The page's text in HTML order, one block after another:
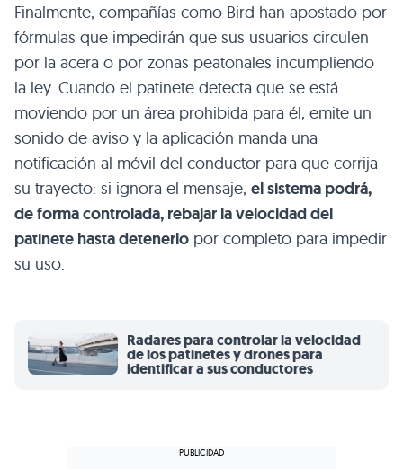
Finalmente, compañías como Bird han apostado por
fórmulas que impedirán que sus usuarios circulen
por la acera o por zonas peatonales incumpliendo
la ley. Cuando el patinete detecta que se está
moviendo por un área prohibida para él, emite un
sonido de aviso y la aplicación manda una
notificación al móvil del conductor para que corrija
su trayecto: si ignora el mensaje, el sistema podrá,
de forma controlada, rebajar la velocidad del
patinete hasta detenerlo por completo para impedir
su uso.
Radares para controlar la velocidad
de los patinetes y drones para
identificar a sus conductores